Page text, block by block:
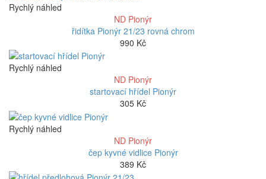
Rychlý náhled
ND Pionýr
řidítka Pionýr 21/23 rovná chrom
990 Kč
Rychlý náhled
ND Pionýr
startovací hřídel Pionýr
305 Kč
Rychlý náhled
ND Pionýr
čep kyvné vidlice Pionýr
389 Kč